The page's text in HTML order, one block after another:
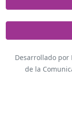
Desarrollado por
de la